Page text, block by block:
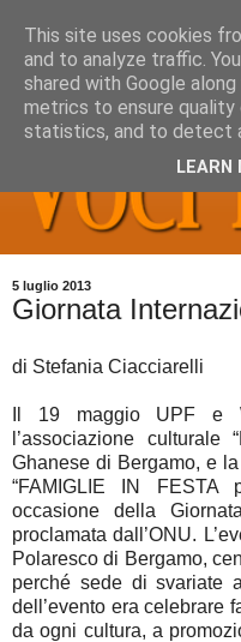
5 luglio 2013
Giornata
di Stefania Ciacciarelli
Il 19 maggio UPF e
l’associazione culturale
Ghanese di Bergamo, e
“FAMIGLIE IN
occasione della
proclamata dall’ONU.
Polaresco di Bergamo,
perché sede di svariate
dell’evento era celebrare
da ogni cultura, a
This site uses cookies
and to analyze traffic.
shared with Google
metrics to ensure quality
statistics, and to detect
LEARN